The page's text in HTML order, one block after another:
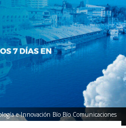
e Innovación Bío Bío Comunicaciones